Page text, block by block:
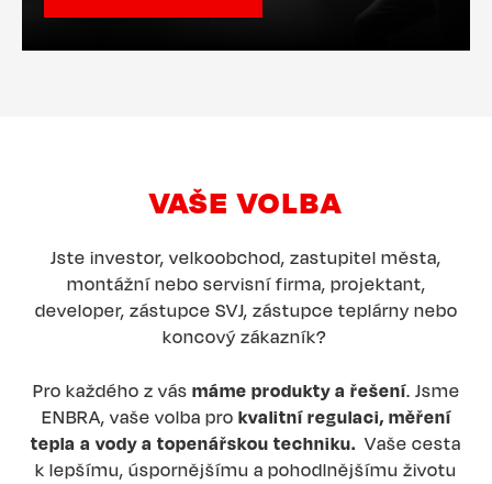
VAŠE VOLBA
Jste investor, velkoobchod, zastupitel města,
montážní nebo servisní firma, projektant,
developer, zástupce SVJ, zástupce teplárny nebo
koncový zákazník?
Pro každého z vás máme produkty a řešení. Jsme
ENBRA, vaše volba pro kvalitní regulaci, měření
tepla a vody a topenářskou techniku.Vaše cesta
k lepšímu, úspornějšímu a pohodlnějšímu životu